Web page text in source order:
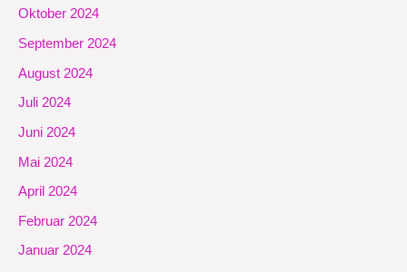
Oktober 2024
September 2024
August 2024
Juli 2024
Juni 2024
Mai 2024
April 2024
Februar 2024
Januar 2024